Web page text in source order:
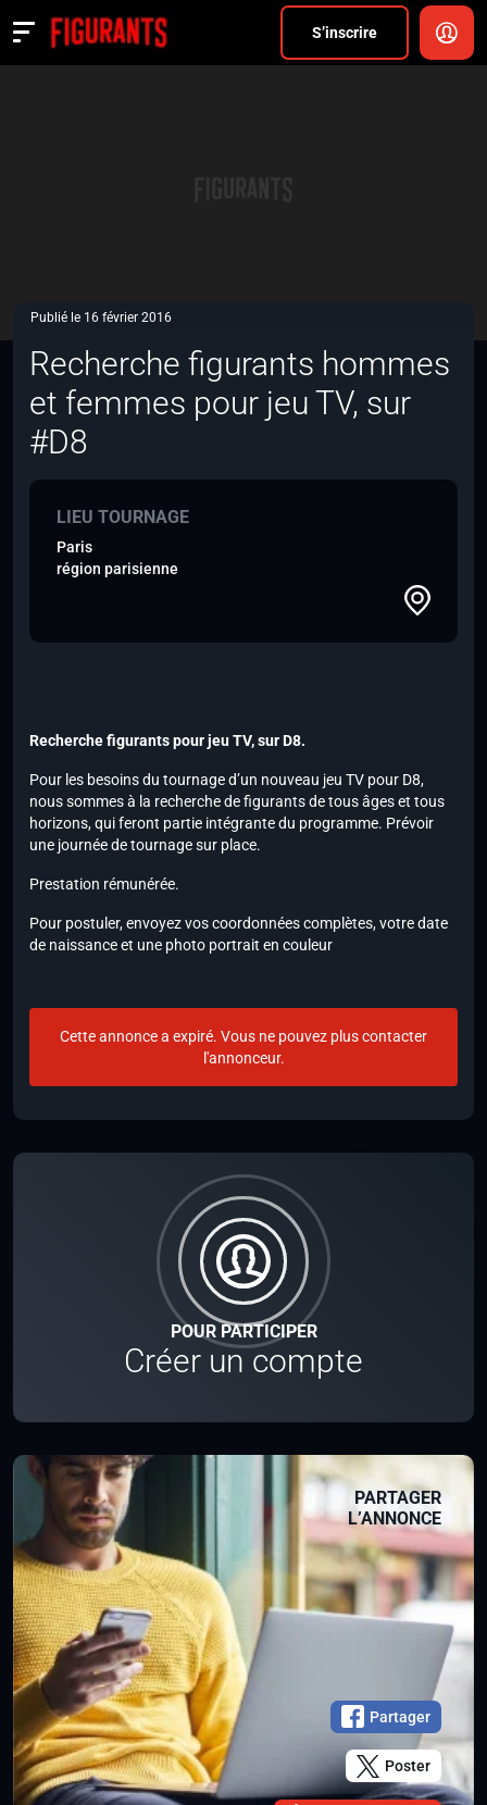
S’inscrire
Actualités
POUR PARTICIPER
Créer un compte
PARTAGER
L’ANNONCE
Partager
Poster
Publié le 16 février 2016
Recherche figurants hommes
et femmes pour jeu TV, sur
#D8
LIEU TOURNAGE
Paris
région parisienne
Recherche figurants pour jeu TV, sur D8.
Pour les besoins du tournage d’un nouveau jeu TV pour D8,
nous sommes à la recherche de figurants de tous âges et tous
horizons, qui feront partie intégrante du programme. Prévoir
une journée de tournage sur place.
Prestation rémunérée.
Pour postuler, envoyez vos coordonnées complètes, votre date
de naissance et une photo portrait en couleur
Cette annonce a expiré. Vous ne pouvez plus contacter
l'annonceur.